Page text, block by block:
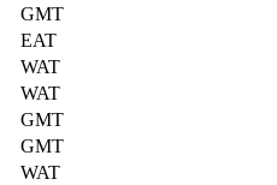
GMT
EAT
WAT
WAT
GMT
GMT
WAT